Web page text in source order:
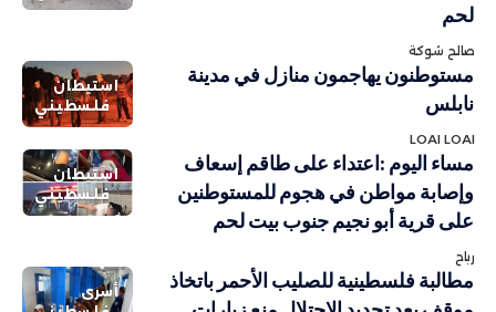
لحم
صالح شوكة
استيطان
فلسطيني
مستوطنون يهاجمون منازل في مدينة
نابلس
LOAI LOAI
استيطان
فلسطيني
مساء اليوم :اعتداء على طاقم إسعاف
وإصابة مواطن في هجوم للمستوطنين
على قرية أبو نجيم جنوب بيت لحم
رباح
أسرى
مطالبة فلسطينية للصليب الأحمر باتخاذ